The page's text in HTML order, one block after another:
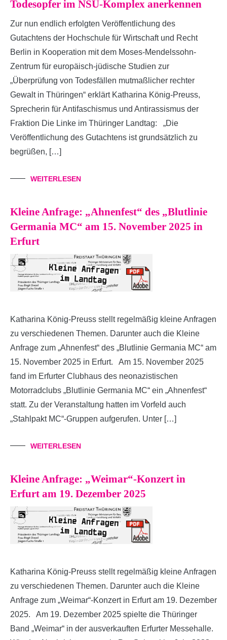
Todesopfer im NSU-Komplex anerkennen
Zur nun endlich erfolgten Veröffentlichung des
Gutachtens der Hochschule für Wirtschaft und Recht
Berlin in Kooperation mit dem Moses-Mendelssohn-
Zentrum für europäisch-jüdische Studien zur
„Überprüfung von Todesfällen mutmaßlicher rechter
Gewalt in Thüringen“ erklärt Katharina König-Preuss,
Sprecherin für Antifaschismus und Antirassismus der
Fraktion Die Linke im Thüringer Landtag: „Die
Veröffentlichung des Gutachtens ist grundsätzlich zu
begrüßen, […]
WEITERLESEN
Kleine Anfrage: „Ahnenfest“ des „Blutlinie
Germania MC“ am 15. November 2025 in
Erfurt
Katharina König-Preuss stellt regelmäßig kleine Anfragen
zu verschiedenen Themen. Darunter auch die Kleine
Anfrage zum „Ahnenfest“ des „Blutlinie Germania MC“ am
15. November 2025 in Erfurt. Am 15. November 2025
fand im Erfurter Clubhaus des neonazistischen
Motorradclubs „Blutlinie Germania MC“ ein „Ahnenfest“
statt. Zu der Veranstaltung hatten im Vorfeld auch
„Stahlpakt MC“-Gruppen aufgerufen. Unter […]
WEITERLESEN
Kleine Anfrage: „Weimar“-Konzert in
Erfurt am 19. Dezember 2025
Katharina König-Preuss stellt regelmäßig kleine Anfragen
zu verschiedenen Themen. Darunter auch die Kleine
Anfrage zum „Weimar“-Konzert in Erfurt am 19. Dezember
2025. Am 19. Dezember 2025 spielte die Thüringer
Band „Weimar“ in der ausverkauften Erfurter Messehalle.